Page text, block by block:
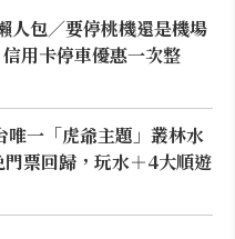
人包／要停桃機還是機場
用卡停車優惠一次整
唯一「虎爺主題」叢林水
票回歸，玩水＋4大順遊